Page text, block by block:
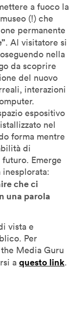
a fuoco la
(!) che
permanente
. Al visitatore si
nella
da scoprire
del nuovo
interazioni
espositivo
nel
forma mentre
di
Emerge
inesplorata:
che ci
una parola
vista e
Per
Media Guru
a questo link.